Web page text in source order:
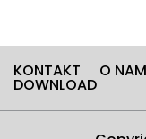
KONTAKT O
DOWNLOAD